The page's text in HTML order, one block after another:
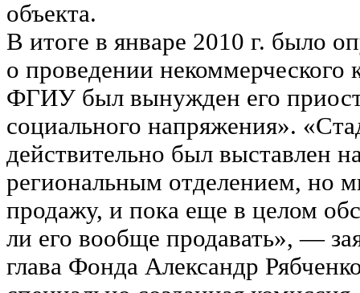
объекта.
В итоге в январе 2010 г. было
о проведении
ФГИУ был вынужден его
социального напряжения».
действительно был выставлен
региональным отделением, но
продажу, и пока еще в целом
ли его вообще продавать», —
глава Фонда Александр